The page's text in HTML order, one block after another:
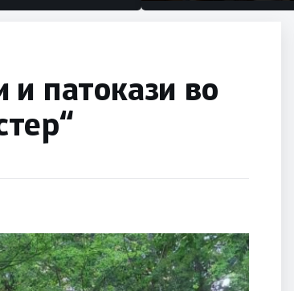
половина тунел во слепа
и патокази во